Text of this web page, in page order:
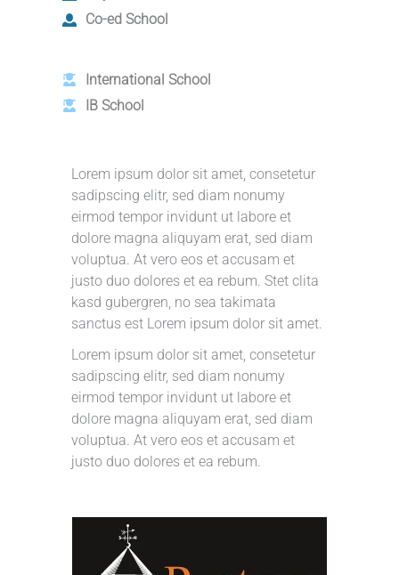
Co-ed School
International School
IB School
Lorem ipsum dolor sit amet, consetetur
sadipscing elitr, sed diam nonumy
eirmod tempor invidunt ut labore et
dolore magna aliquyam erat, sed diam
voluptua. At vero eos et accusam et
justo duo dolores et ea rebum. Stet clita
kasd gubergren, no sea takimata
sanctus est Lorem ipsum dolor sit amet.
Lorem ipsum dolor sit amet, consetetur
sadipscing elitr, sed diam nonumy
eirmod tempor invidunt ut labore et
dolore magna aliquyam erat, sed diam
voluptua. At vero eos et accusam et
justo duo dolores et ea rebum.